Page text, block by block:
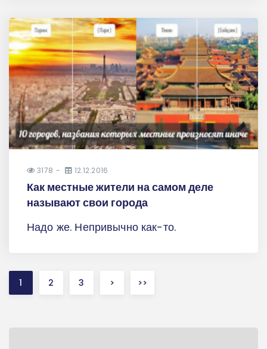
3178 12.12.2016
Как местные жители на самом деле
называют свои города
Надо же. Непривычно как-то.
1 2 3 > >>